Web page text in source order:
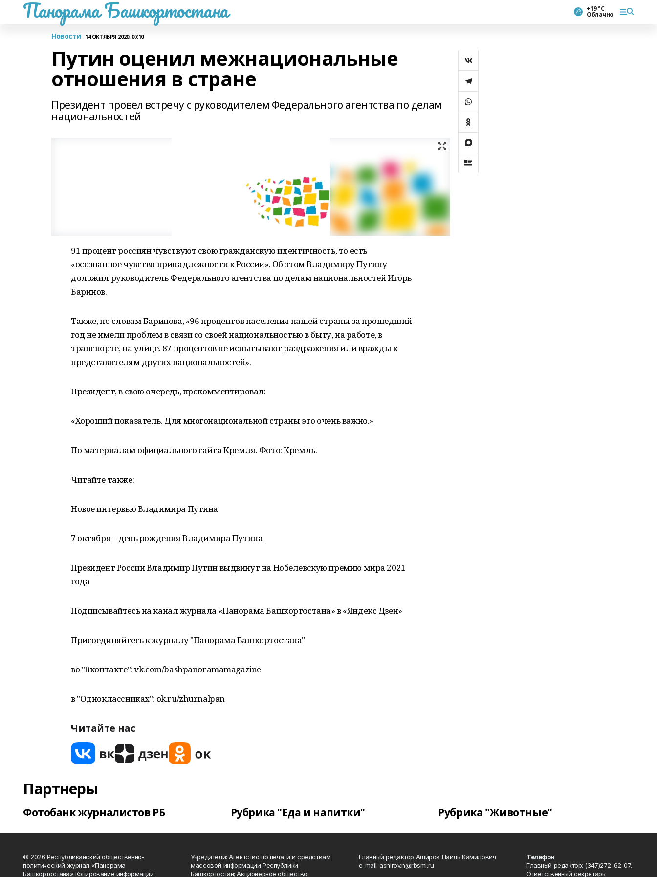
Панорама Башкортостана +19 °С
Облачно
Новости 14 ОКТЯБРЯ 2020, 07:10
Путин оценил межнациональные
отношения в стране
Президент провел встречу с руководителем Федерального агентства по делам
национальностей
91 процент россиян чувствуют свою гражданскую идентичность, то есть
«осознанное чувство принадлежности к России». Об этом Владимиру Путину
доложил руководитель Федерального агентства по делам национальностей Игорь
Баринов.
Также, по словам Баринова, «96 процентов населения нашей страны за прошедший
год не имели проблем в связи со своей национальностью в быту, на работе, в
транспорте, на улице. 87 процентов не испытывают раздражения или вражды к
представителям других национальностей».
Президент, в свою очередь, прокомментировал:
«Хороший показатель. Для многонациональной страны это очень важно.»
По материалам официального сайта Кремля. Фото: Кремль.
Читайте также:
Новое интервью Владимира Путина
7 октября – день рождения Владимира Путина
Президент России Владимир Путин выдвинут на Нобелевскую премию мира 2021
года
Подписывайтесь на канал журнала «Панорама Башкортостана» в «Яндекс Дзен»
Присоединяйтесь к журналу "Панорама Башкортостана"
во "Вконтакте": vk.com/bashpanoramamagazine
в "Одноклассниках": ok.ru/zhurnalpan
Читайте нас
Партнеры
Фотобанк журналистов РБ Рубрика "Еда и напитки" Рубрика "Животные"
© 2026 Республиканский общественно-
политический журнал «Панорама
Башкортостана» Копирование информации
Учредители: Агентство по печати и средствам
массовой информации Республики
Башкортостан; Акционерное общество
Главный редактор Аширов Наиль Камилович
e-mail: ashirov.n@rbsmi.ru
Телефон
Главный редактор: (347)272-62-07.
Ответственный секретарь: